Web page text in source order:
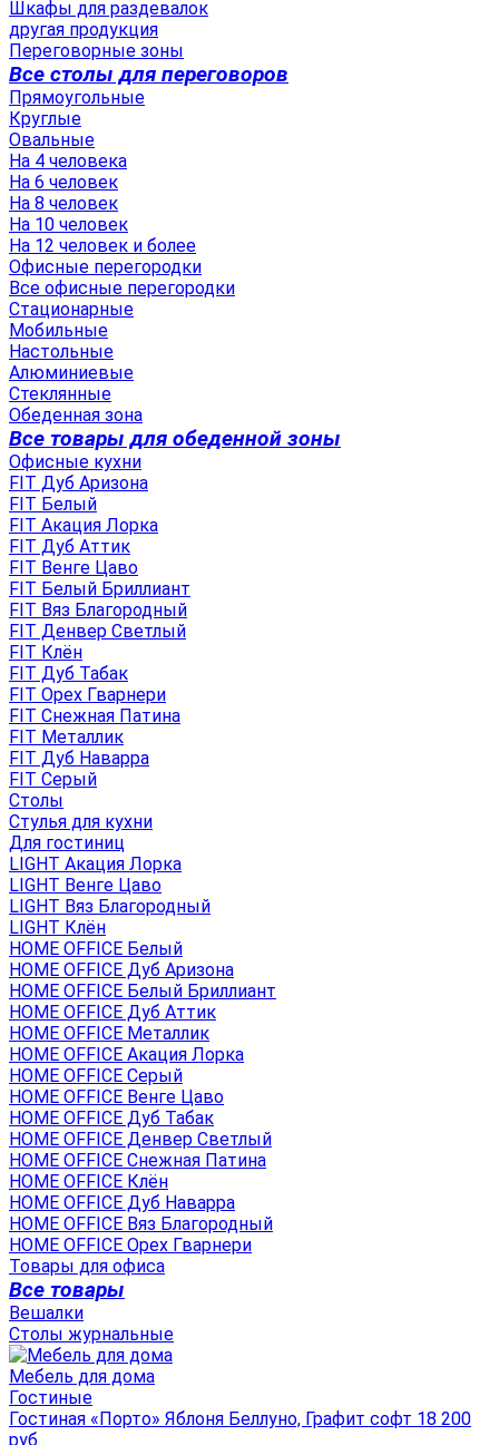
Шкафы для раздевалок
другая продукция
Переговорные зоны
Все столы для переговоров
Прямоугольные
Круглые
Овальные
На 4 человека
На 6 человек
На 8 человек
На 10 человек
На 12 человек и более
Офисные перегородки
Все офисные перегородки
Стационарные
Мобильные
Настольные
Алюминиевые
Стеклянные
Обеденная зона
Все товары для обеденной зоны
Офисные кухни
FIT Дуб Аризона
FIT Белый
FIT Акация Лорка
FIT Дуб Аттик
FIT Венге Цаво
FIT Белый Бриллиант
FIT Вяз Благородный
FIT Денвер Светлый
FIT Клён
FIT Дуб Табак
FIT Орех Гварнери
FIT Снежная Патина
FIT Металлик
FIT Дуб Наварра
FIT Серый
Столы
Стулья для кухни
Для гостиниц
LIGHT Акация Лорка
LIGHT Венге Цаво
LIGHT Вяз Благородный
LIGHT Клён
HOME OFFICE Белый
HOME OFFICE Дуб Аризона
HOME OFFICE Белый Бриллиант
HOME OFFICE Дуб Аттик
HOME OFFICE Металлик
HOME OFFICE Акация Лорка
HOME OFFICE Серый
HOME OFFICE Венге Цаво
HOME OFFICE Дуб Табак
HOME OFFICE Денвер Светлый
HOME OFFICE Снежная Патина
HOME OFFICE Клён
HOME OFFICE Дуб Наварра
HOME OFFICE Вяз Благородный
HOME OFFICE Орех Гварнери
Товары для офиса
Все товары
Вешалки
Столы журнальные
Мебель для дома
Гостиные
Гостиная «Порто» Яблоня Беллуно, Графит софт 18 200
руб.